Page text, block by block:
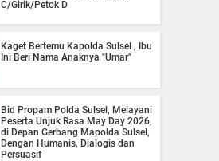
C/Girik/Petok D
Kaget Bertemu Kapolda Sulsel , Ibu
Ini Beri Nama Anaknya "Umar"
Bid Propam Polda Sulsel, Melayani
Peserta Unjuk Rasa May Day 2026,
di Depan Gerbang Mapolda Sulsel,
Dengan Humanis, Dialogis dan
Persuasif